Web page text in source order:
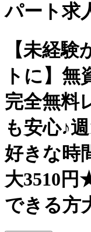
パート求
【未経
トに】無
完全無料
も安心♪
好きな時
大3510円
できる方